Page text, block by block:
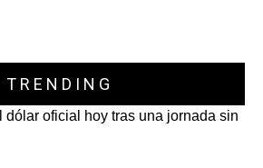
TRENDING